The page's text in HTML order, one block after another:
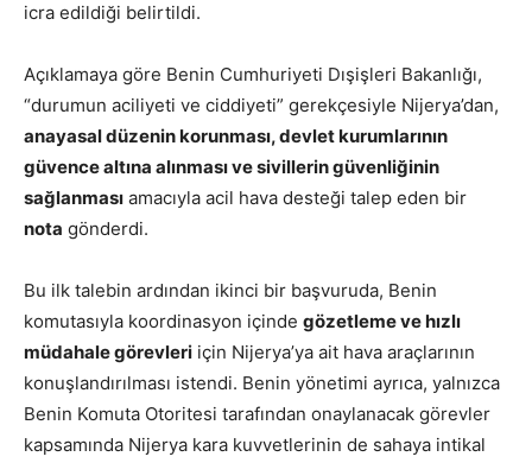
icra edildiği belirtildi.
Açıklamaya göre Benin Cumhuriyeti Dışişleri Bakanlığı,
“durumun aciliyeti ve ciddiyeti” gerekçesiyle Nijerya’dan,
anayasal düzenin korunması, devlet kurumlarının
güvence altına alınması ve sivillerin güvenliğinin
sağlanması amacıyla acil hava desteği talep eden bir
nota gönderdi.
Bu ilk talebin ardından ikinci bir başvuruda, Benin
komutasıyla koordinasyon içinde gözetleme ve hızlı
müdahale görevleri için Nijerya’ya ait hava araçlarının
konuşlandırılması istendi. Benin yönetimi ayrıca, yalnızca
Benin Komuta Otoritesi tarafından onaylanacak görevler
kapsamında Nijerya kara kuvvetlerinin de sahaya intikal